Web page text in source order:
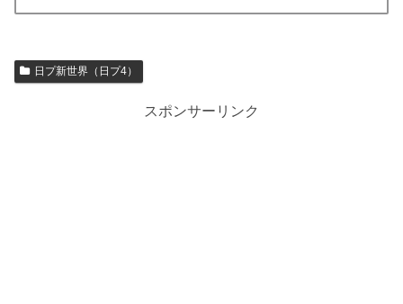
日プ新世界（日プ4）
スポンサーリンク